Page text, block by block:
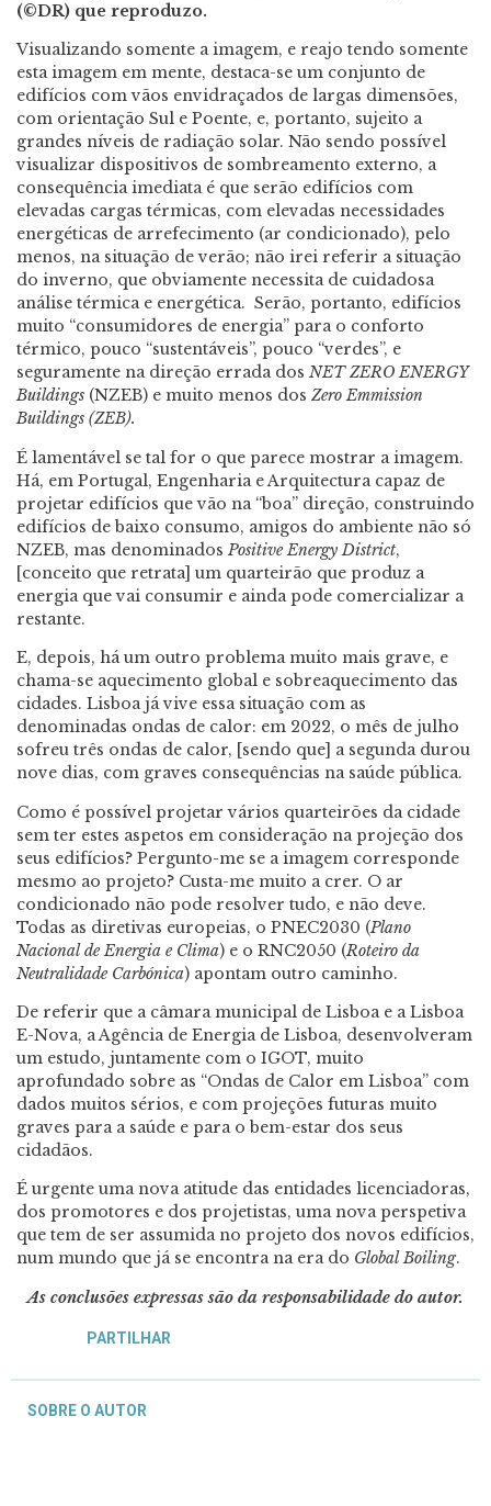
(©DR) que reproduzo.
Visualizando somente a imagem, e reajo tendo somente
esta imagem em mente, destaca-se um conjunto de
edifícios com vãos envidraçados de largas dimensões,
com orientação Sul e Poente, e, portanto, sujeito a
grandes níveis de radiação solar. Não sendo possível
visualizar dispositivos de sombreamento externo, a
consequência imediata é que serão edifícios com
elevadas cargas térmicas, com elevadas necessidades
energéticas de arrefecimento (ar condicionado), pelo
menos, na situação de verão; não irei referir a situação
do inverno, que obviamente necessita de cuidadosa
análise térmica e energética. Serão, portanto, edifícios
muito “consumidores de energia” para o conforto
térmico, pouco “sustentáveis”, pouco “verdes”, e
seguramente na direção errada dos NET ZERO ENERGY
Buildings (NZEB) e muito menos dos Zero Emmission
Buildings (ZEB).
É lamentável se tal for o que parece mostrar a imagem.
Há, em Portugal, Engenharia e Arquitectura capaz de
projetar edifícios que vão na “boa” direção, construindo
edifícios de baixo consumo, amigos do ambiente não só
NZEB, mas denominados Positive Energy District,
[conceito que retrata] um quarteirão que produz a
energia que vai consumir e ainda pode comercializar a
restante.
E, depois, há um outro problema muito mais grave, e
chama-se aquecimento global e sobreaquecimento das
cidades. Lisboa já vive essa situação com as
denominadas ondas de calor: em 2022, o mês de julho
sofreu três ondas de calor, [sendo que] a segunda durou
nove dias, com graves consequências na saúde pública.
Como é possível projetar vários quarteirões da cidade
sem ter estes aspetos em consideração na projeção dos
seus edifícios? Pergunto-me se a imagem corresponde
mesmo ao projeto? Custa-me muito a crer. O ar
condicionado não pode resolver tudo, e não deve.
Todas as diretivas europeias, o PNEC2030 (Plano
Nacional de Energia e Clima) e o RNC2050 (Roteiro da
Neutralidade Carbónica) apontam outro caminho.
De referir que a câmara municipal de Lisboa e a Lisboa
E-Nova, a Agência de Energia de Lisboa, desenvolveram
um estudo, juntamente com o IGOT, muito
aprofundado sobre as “Ondas de Calor em Lisboa” com
dados muitos sérios, e com projeções futuras muito
graves para a saúde e para o bem-estar dos seus
cidadãos.
É urgente uma nova atitude das entidades licenciadoras,
dos promotores e dos projetistas, uma nova perspetiva
que tem de ser assumida no projeto dos novos edifícios,
num mundo que já se encontra na era do Global Boiling.
As conclusões expressas são da responsabilidade do autor.
PARTILHAR
SOBRE O AUTOR